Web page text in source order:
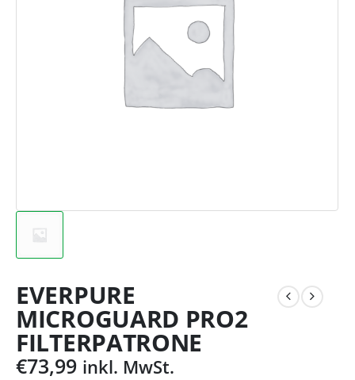
EVERPURE
MICROGUARD PRO2
FILTERPATRONE
€73,99 inkl. MwSt.